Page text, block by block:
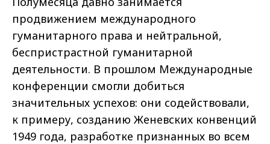
продвижением международного
гуманитарного права и нейтральной,
беспристрастной гуманитарной
деятельности. В прошлом Международные
конференции смогли добиться
значительных успехов: они содействовали,
к примеру, созданию Женевских конвенций
1949 года, разработке признанных во всем